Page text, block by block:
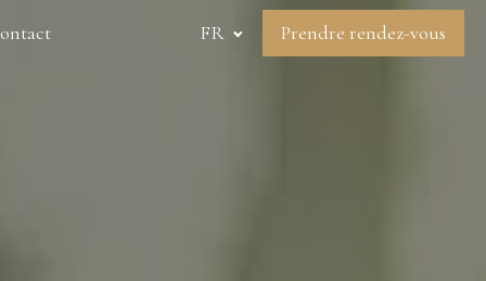
FR Prendre rendez-vous